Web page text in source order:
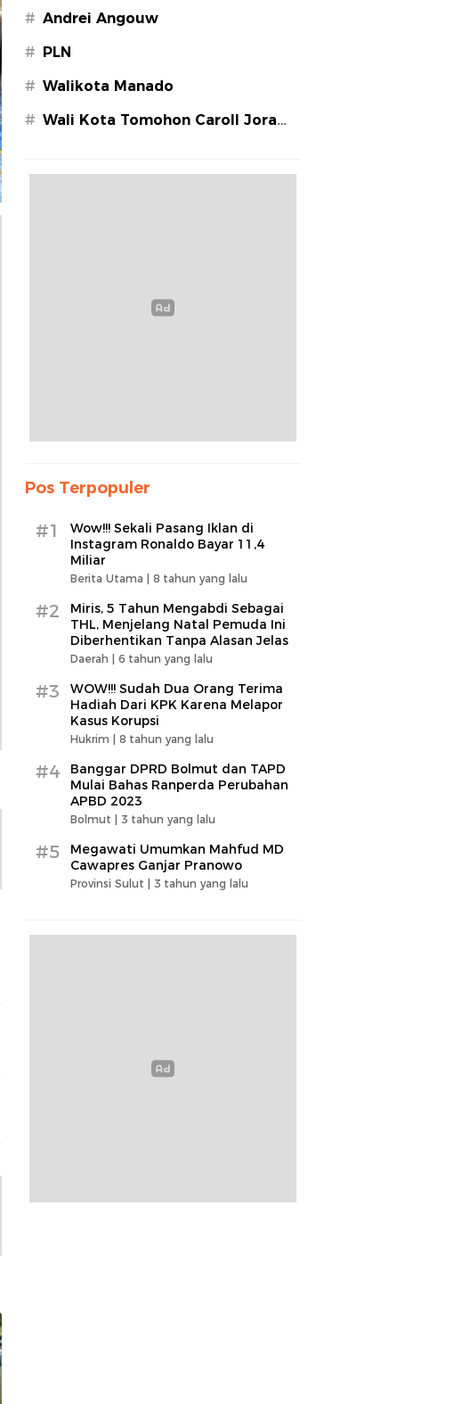
# Andrei Angouw
# PLN
# Walikota Manado
# Wali Kota Tomohon Caroll Joram
Pos Terpopuler
#1
Wow!!! Sekali Pasang Iklan di
Instagram Ronaldo Bayar 11,4
Miliar
Berita Utama | 8 tahun yang lalu
#2
Miris, 5 Tahun Mengabdi Sebagai
THL, Menjelang Natal Pemuda Ini
Diberhentikan Tanpa Alasan Jelas
Daerah | 6 tahun yang lalu
#3
WOW!!! Sudah Dua Orang Terima
Hadiah Dari KPK Karena Melapor
Kasus Korupsi
Hukrim | 8 tahun yang lalu
#4
Banggar DPRD Bolmut dan TAPD
Mulai Bahas Ranperda Perubahan
APBD 2023
Bolmut | 3 tahun yang lalu
#5
Megawati Umumkan Mahfud MD
Cawapres Ganjar Pranowo
Provinsi Sulut | 3 tahun yang lalu